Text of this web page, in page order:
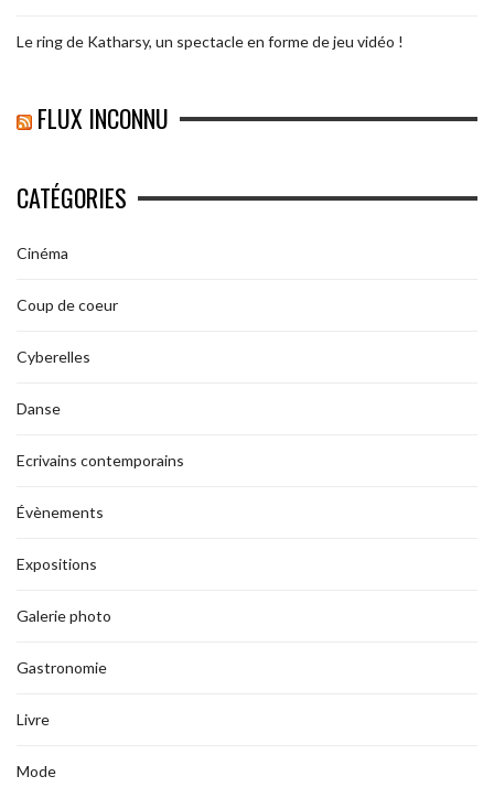
Le ring de Katharsy, un spectacle en forme de jeu vidéo !
FLUX INCONNU
CATÉGORIES
Cinéma
Coup de coeur
Cyberelles
Danse
Ecrivains contemporains
Évènements
Expositions
Galerie photo
Gastronomie
Livre
Mode